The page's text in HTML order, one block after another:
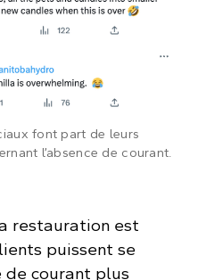
font part de leurs
l’absence de courant.
restauration est
puissent se
de courant plus